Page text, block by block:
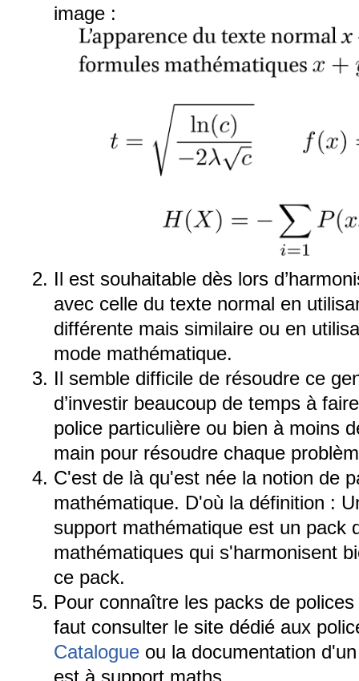
image :
Il est souhaitable dès lors
avec celle du texte normal en
différente mais similaire ou en
mode mathématique.
Il semble difficile de résoudre ce
d’investir beaucoup de temps à
police particulière ou bien à moins
main pour résoudre chaque
C'est de là qu'est née la notion de
mathématique. D'où la définition :
support mathématique est un pack
mathématiques qui s'harmonisent
ce pack.
Pour connaître les packs de
faut consulter le site dédié aux
Catalogue ou la documentation
est à support maths.